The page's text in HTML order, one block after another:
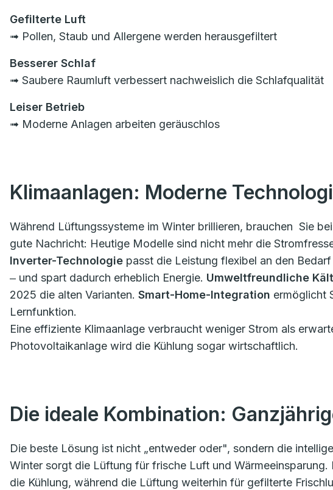
Gefilterte Luft
➟ Pollen, Staub und Allergene werden herausgefiltert
Besserer Schlaf
➟ Saubere Raumluft verbessert nachweislich die Schlafqualität
Leiser Betrieb
➟ Moderne Anlagen arbeiten geräuschlos
Klimaanlagen: Moderne
Während Lüftungssysteme im Winter brillieren, brauchen Sie
gute Nachricht: Heutige Modelle sind nicht mehr die
Inverter-Technologie passt die Leistung flexibel an den
‒ und spart dadurch erheblich Energie. Umweltfreundliche
2025 die alten Varianten. Smart-Home-Integration ermöglicht
Lernfunktion.
Eine effiziente Klimaanlage verbraucht weniger Strom als
Photovoltaikanlage wird die Kühlung sogar wirtschaftlich.
Die ideale Kombination:
Die beste Lösung ist nicht „entweder oder", sondern die
Winter sorgt die Lüftung für frische Luft und Wärmeeinsparung.
die Kühlung, während die Lüftung weiterhin für gefilterte